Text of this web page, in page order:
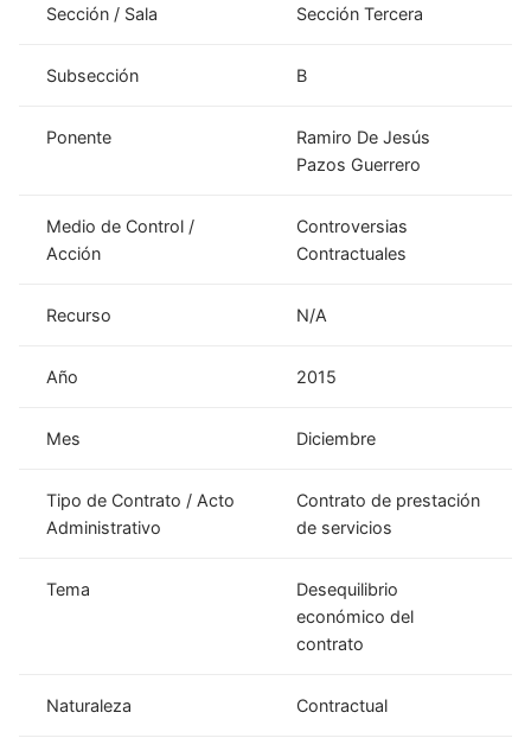
Sección / Sala Sección Tercera
Subsección B
Ponente
Ramiro De Jesús
Pazos Guerrero
Medio de Control /
Acción
Controversias
Contractuales
Recurso N/A
Año 2015
Mes Diciembre
Tipo de Contrato / Acto
Administrativo
Contrato de prestación
de servicios
Tema
Desequilibrio
económico del
contrato
Naturaleza Contractual